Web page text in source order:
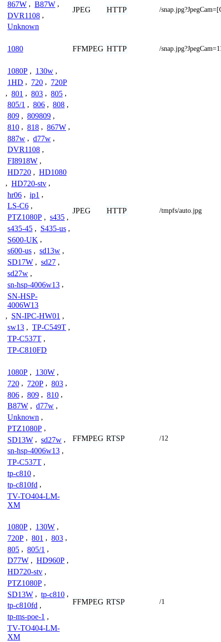
867W , B87W ,
DVR1108 ,
Unknown
JPEG HTTP /
1080 FFMPEG HTTP /
1080P , 130w ,
1HD , 720 , 720P
, 801 , 803 , 805 ,
805/1 , 806 , 808 ,
809 , 809809 ,
810 , 818 , 867W ,
887w , d77w ,
DVR1108 ,
FI8918W ,
HD720 , HD1080
, HD720-stv ,
hr06 , ip1 ,
LS-C6 ,
PTZ1080P , s435 ,
s435-45 , S435-us ,
S600-UK ,
s600-us , sd13w ,
SD17W , sd27 ,
sd27w ,
sn-hsp-4006w13 ,
SN-HSP-
4006W13
, SN-IPC-HW01 ,
sw13 , TP-C549T ,
TP-C537T ,
TP-C810FD
JPEG HTTP /tmpfs/auto.jpg
1080P , 130W ,
720 , 720P , 803 ,
806 , 809 , 810 ,
B87W , d77w ,
Unknown ,
PTZ1080P ,
SD13W , sd27w ,
sn-hsp-4006w13 ,
TP-C537T ,
tp-c810 ,
tp-c810fd ,
TV-TO404-LM-
XM
FFMPEG RTSP /12
1080P , 130W ,
720P , 801 , 803 ,
805 , 805/1 ,
D77W , HD960P ,
HD720-stv ,
PTZ1080P ,
SD13W , tp-c810 ,
tp-c810fd ,
tp-ms-poe-1 ,
TV-TO404-LM-
XM
FFMPEG RTSP /1